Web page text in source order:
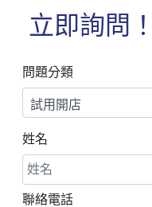
問題分類
姓名
聯絡電話